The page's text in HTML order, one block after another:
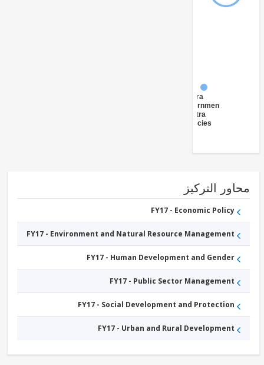
FY17 -
Central
Government
(Central
Agencies
)
التركيز
FY17 - Economic Policy
FY17 - Environment and Natural Resource Management
FY17 - Human Development and Gender
FY17 - Public Sector Management
FY17 - Social Development and Protection
FY17 - Urban and Rural Development